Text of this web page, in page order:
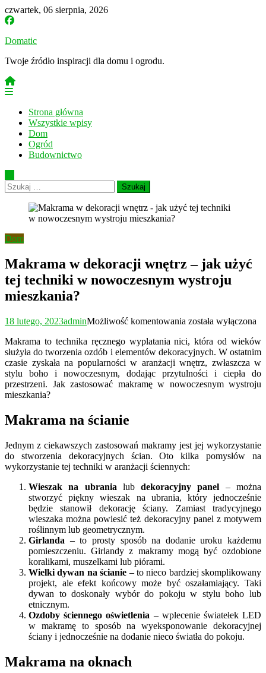
Skip
to
czwartek, 06 sierpnia, 2026
Domatic
Twoje źródło inspiracji dla domu i ogrodu.
Strona główna
Wszystkie wpisy
Dom
Ogród
Budownictwo
Szukaj:
Dom
Makrama w dekoracji wnętrz – jak użyć
tej techniki w nowoczesnym wystroju
mieszkania?
18 lutego, 2023adminMożliwość komentowania Makrama
dekoracji
wnętrz
–
jak
użyć
mieszkania?
została wyłączona
Makrama to technika ręcznego wyplatania nici, która od wieków
służyła do tworzenia ozdób i elementów dekoracyjnych. W ostatnim
czasie zyskała na popularności w aranżacji wnętrz, zwłaszcza w
stylu boho i nowoczesnym, dodając przytulności i ciepła do
przestrzeni. Jak zastosować makramę w nowoczesnym wystroju
mieszkania?
Makrama na ścianie
Jednym z ciekawszych zastosowań makramy jest jej wykorzystanie
do stworzenia dekoracyjnych ścian. Oto kilka pomysłów na
wykorzystanie tej techniki w aranżacji ściennych:
Wieszak na ubrania lubdekoracyjny panel – można
stworzyć piękny wieszak na ubrania, który jednocześnie
będzie stanowił dekorację ściany. Zamiast tradycyjnego
wieszaka można powiesić też dekoracyjny panel z motywem
roślinnym lub geometrycznym.
Girlanda – to prosty sposób na dodanie uroku każdemu
pomieszczeniu. Girlandy z makramy mogą być ozdobione
koralikami, muszelkami lub piórami.
Wielki dywan na ścianie – to nieco bardziej skomplikowany
projekt, ale efekt końcowy może być oszałamiający. Taki
dywan to doskonały wybór do pokoju w stylu boho lub
etnicznym.
Ozdoby ściennego oświetlenia – wplecenie światełek LED
w makramę to sposób na wyeksponowanie dekoracyjnej
ściany i jednocześnie na dodanie nieco światła do pokoju.
Makrama na oknach